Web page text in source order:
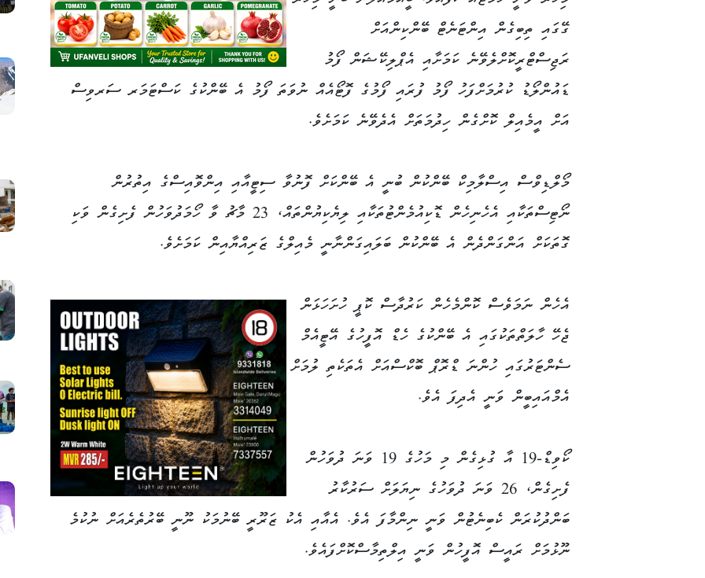
Linkގޭގައި ތިބިގެން އިންޓަނެޓް ބޭންކިންއަށް
ރަޖިސްޓްރީކޮށްލެވޭނެ ކަމަށާއި އެޕްލިކޭޝަން ފޯމު
ޑައުންލޯޑު ކުރުމަށްފަހު ފޯމު ފުރައި ފޯމުގެ ފޮޓޯއެއް ނުވަތަ ފޯމު އެ ބޭންކުގެ ކަސްޓަމަރ ސަރވިސް
އަށް އީމެއިލް ކޮށްގެން ހިދުމަތަށް އެދެވޭނެ ކަމަށެވެ.
މޯލްޑިވްސް އިސްލާމިކް ބޭންކުން ބުނީ އެ ބޭންކަށް ފޮނުވާ ސިޓީއާއި އިންވޮއިސްގެ އިތުރުން
ނޯޓިސްތަކާއި އެހެނިހެން ޑޮކިއުމެންޓުތަކާއި ލިޔެކިޔުންތައް، 23 މާޗު ވާ ހޯމަދުވަހުން ފެށިގެން ވަކި
ގޮތަކަށް އަންގަންދެން އެ ބޭންކުން ބަލައިގަންނާނީ މެއިލްގެ ޒަރިއްޔާއިން ކަމަށެވެ.
އެހެން ނަމަވެސް ކޮންމެހެން ކަރުދާސް ކޮޕީ ހުށަހަޅަން
ޖެހޭ ހާލަތްތަކުގައި އެ ބޭންކުގެ ހެޑް އޮފީހުގެ އޭޓީއެމް
ސެންޓަރުގައި ހުންނަ ޑްރޮޕް ބޮކްސްއަށް އެތަކެތި ލުމަށް
އެމްއައިބީން ވަނީ އެދިފަ އެވެ.
ކޯވިޑް-19 އާ ގުޅިގެން މި މަހުގެ 19 ވަނަ ދުވަހުން
ފެށިގެން، 26 ވަނަ ދުވަހުގެ ނިޔަލަށް ސަރުކާރު
ބަންދުކުރަން ކެބިނެޓުން ވަނީ ނިންމާފަ އެވެ. އެއާއި އެކު ޒަރޫރީ ބޭނުމަކު ނޫނީ ބޭރުތެރެއަށް ނުކުމެ
ނޫޅުމަށް ރައީސް އޮފީހުން ވަނީ އިލްތިމާސްކޮށްފައެވެ.